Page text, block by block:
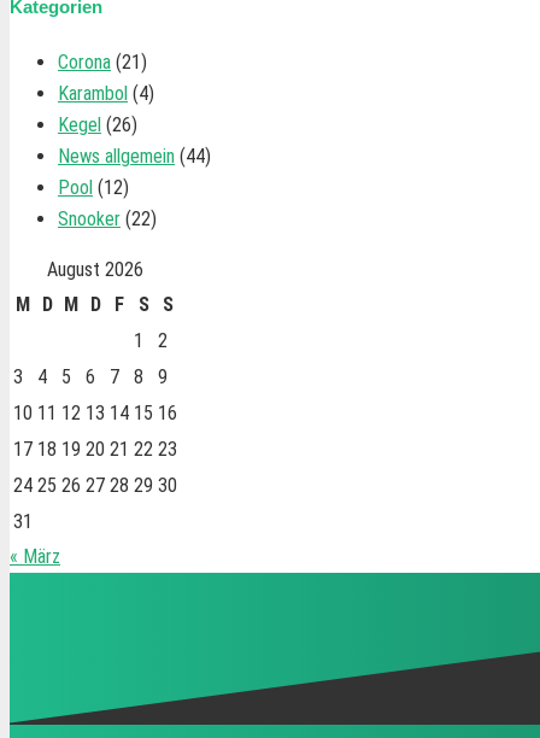
Kategorien
Corona (21)
Karambol (4)
Kegel (26)
News allgemein (44)
Pool (12)
Snooker (22)
August 2026
M D M D F S
S
1
2
3
4 5 6 7 8
9
10 11 12 13 14 15 16
17 18 19 20 21 22 23
24 25 26 27 28 29 30
31
« März